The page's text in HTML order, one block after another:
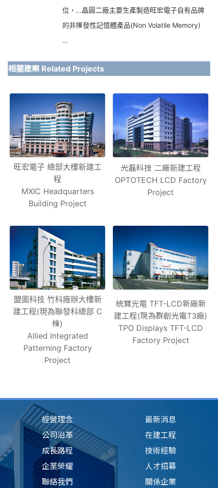
位，...晶圓二廠主要生產製造旺宏電子自有品牌
的非揮發性記憶體產品(Non Volatile Memory)​
...
相關建案 Related Projects
旺宏電子 總部大樓新建工
程
MXIC Headquarters
Building Project
光磊科技 二廠新建工程
OPTOTECH LCD Factory
Project
盟圖科技 竹科廠辦大樓新
建工程(現為聯發科總部 C
棟)
Allied Integrated
Patterning Factory
Project
統寶光電 TFT-LCD新廠新
建工程(現為群創光電T3廠)
TPO Displays TFT-LCD
Factory Project
經營理念
公司沿革
成長路程
企業榮耀
聯絡我們
最新消息
在建工程
技術經驗
人才招募
關係企業